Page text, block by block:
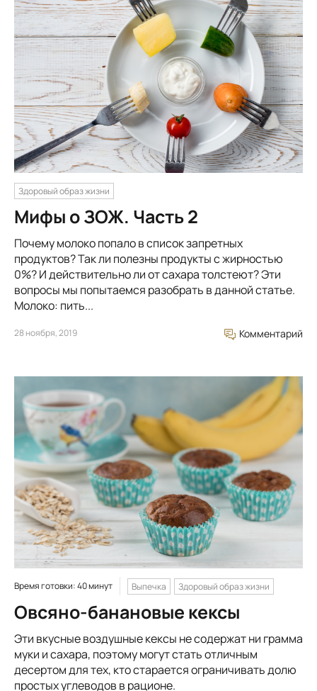
Здоровый образ жизни
Мифы о ЗОЖ. Часть 2
Почему молоко попало в список запретных
продуктов? Так ли полезны продукты с жирностью
0%? И действительно ли от сахара толстеют? Эти
вопросы мы попытаемся разобрать в данной статье.
Молоко: пить...
28 ноября, 2019 Комментарий
Время готовки: 40 минут Выпечка Здоровый образ жизни
Овсяно-банановые кексы
Эти вкусные воздушные кексы не содержат ни грамма
муки и сахара, поэтому могут стать отличным
десертом для тех, кто старается ограничивать долю
простых углеводов в рационе.